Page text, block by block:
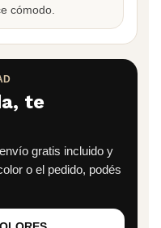
cómodo.
te
gratis incluido y
o el pedido, podés